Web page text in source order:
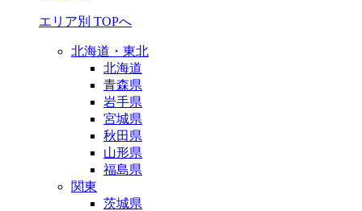
エリア別 TOPへ
北海道・東北
北海道
青森県
岩手県
宮城県
秋田県
山形県
福島県
関東
茨城県